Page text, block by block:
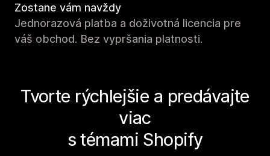
Zostane vám navždy
Jednorazová platba a doživotná licencia pre
váš obchod. Bez vypršania platnosti.
Tvorte rýchlejšie a predávajte
viac
s témami Shopify